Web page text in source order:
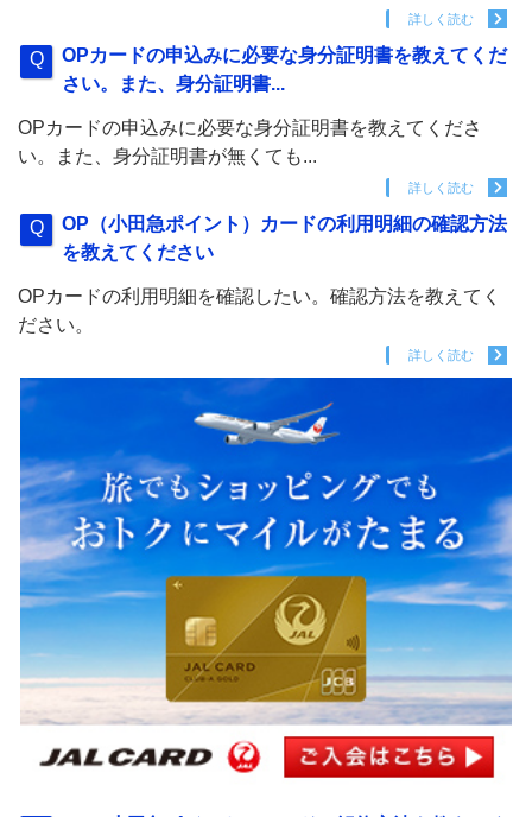
詳しく読む
OPカードの申込みに必要な身分証明書を教えてくだ
さい。また、身分証明書...
OPカードの申込みに必要な身分証明書を教えてくださ
い。また、身分証明書が無くても...
詳しく読む
OP（小田急ポイント）カードの利用明細の確認方法
を教えてください
OPカードの利用明細を確認したい。確認方法を教えてく
ださい。
詳しく読む